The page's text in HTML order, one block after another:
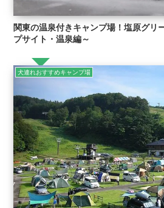
関東の温泉付きキャンプ場！塩原グ
プサイト・温泉編～
犬連れおすすめキャンプ場